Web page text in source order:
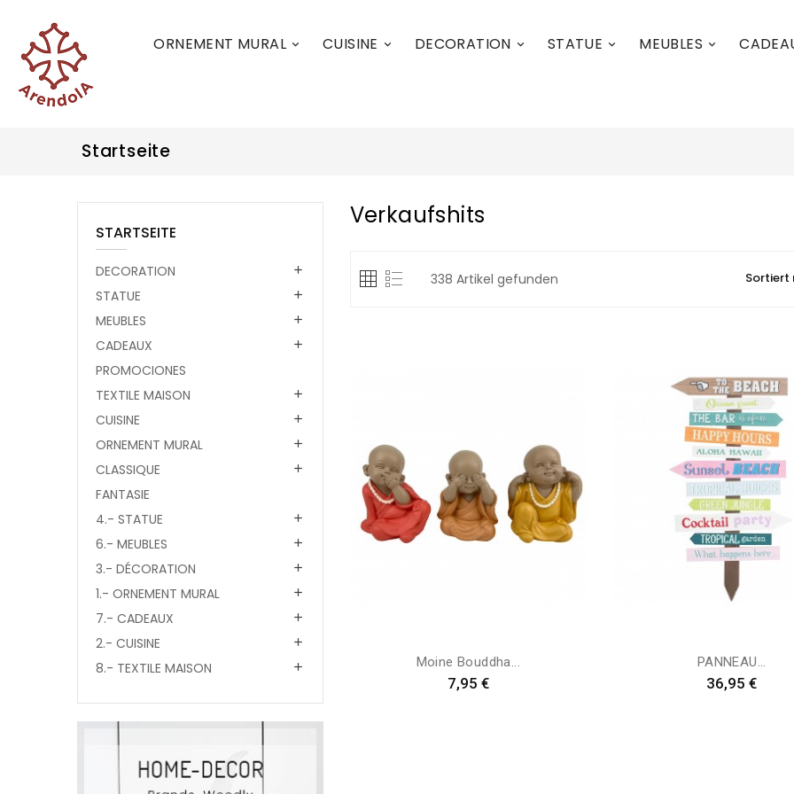

ORNEMENT MURAL 
CUISINE 
DECORATION 
STATUE 
MEUBLES
Startseite
STARTSEITE
DECORATION 
STATUE 
MEUBLES 
CADEAUX 
PROMOCIONES
TEXTILE MAISON

CUISINE 
ORNEMENT MURAL 
CLASSIQUE 
FANTASIE
4.- STATUE

6.- MEUBLES 
3.- DÉCORATION 
1.- ORNEMENT MURAL 
7.- CADEAUX 
2.- CUISINE 
8.- TEXTILE MAISON 
Verkaufshits
338 Artikel gefunden Sortiert
Moine Bouddha...
Preis
7,95 €
PANNEAU...
Preis
36,95 €